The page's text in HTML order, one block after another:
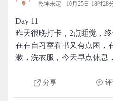
乾坤未定 10月25日 18时28
Day 11
昨天很晚打卡，2点睡觉，
在在自习室看书又有点困，
漱，洗衣服，今天早点休息
分享 评